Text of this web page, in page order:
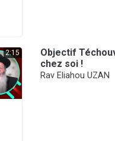
2:15
Objectif
chez soi !
Rav Eliahou UZAN